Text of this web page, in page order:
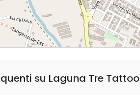
su Laguna Tre Tattoo